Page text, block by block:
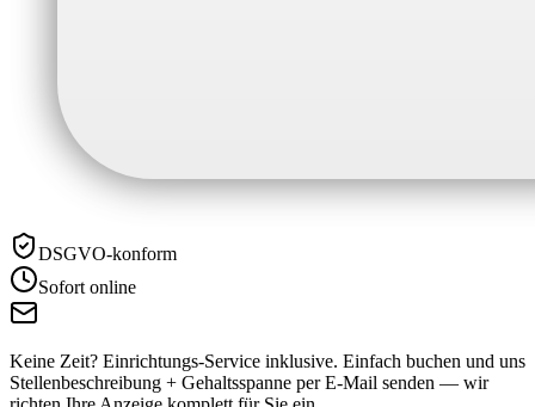
DSGVO-konform
Sofort online
Keine Zeit? Einrichtungs-Service inklusive. Einfach buchen und uns
Stellenbeschreibung + Gehaltsspanne per E-Mail senden — wir